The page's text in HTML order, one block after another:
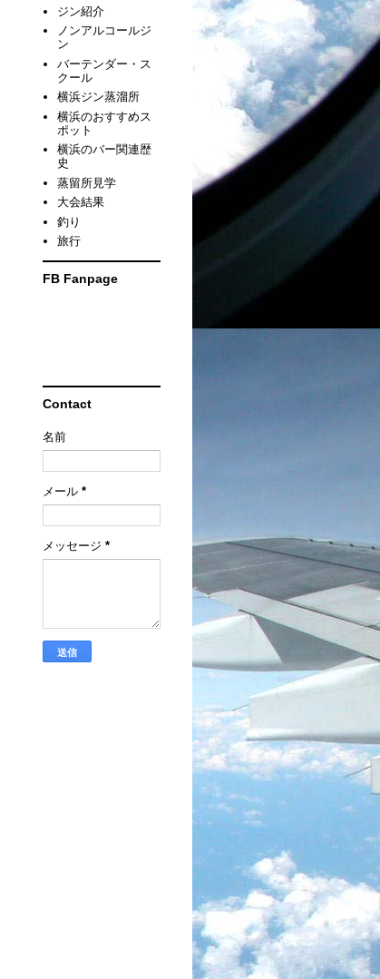
ジン紹介
ノンアルコールジ
ン
バーテンダー・ス
クール
横浜ジン蒸溜所
横浜のおすすめス
ポット
横浜のバー関連歴
史
蒸留所見学
大会結果
釣り
旅行
FB Fanpage
Contact
名前
メール *
メッセージ *